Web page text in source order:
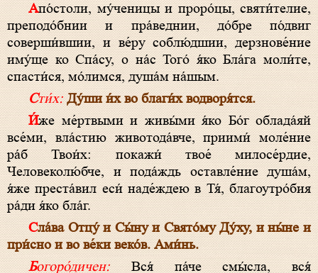
Апо́столи, му́ченицы и проро́цы, святи́телие,
преподо́бнии и пра́веднии, до́бре по́двиг
соверши́вшии, и ве́ру соблю́дшии, дерзнове́ние
иму́ще ко Спа́су, о на́с Того́ я́ко Бла́га моли́те,
спасти́ся, мо́лимся, душа́м на́шым.
Сти́х: Ду́ши и́х во благи́х водворя́тся.
И́же ме́ртвыми и живы́ми я́ко Бо́г облада́яй
все́ми, вла́стию животода́вче, приими́ моле́ние
ра́б Твои́х: покажи́ твое́ милосе́рдие,
Человеколю́бче, и пода́ждь оставле́ние душа́м,
я́же преста́вил еси́ наде́ждею в Тя́, благоутро́бия
ра́ди я́ко бла́г.
Сла́ва Отцу́ и Сы́ну и Свято́му Ду́ху, и ны́не и
при́сно и во ве́ки веко́в. Ами́нь.
Богоро́дичен:Вся́ па́че смы́сла, вся́